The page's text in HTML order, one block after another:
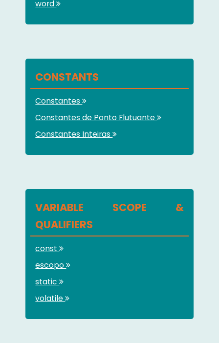
word
CONSTANTS
Constantes
Constantes de Ponto Flutuante
Constantes Inteiras
VARIABLE SCOPE &
QUALIFIERS
const
escopo
static
volatile